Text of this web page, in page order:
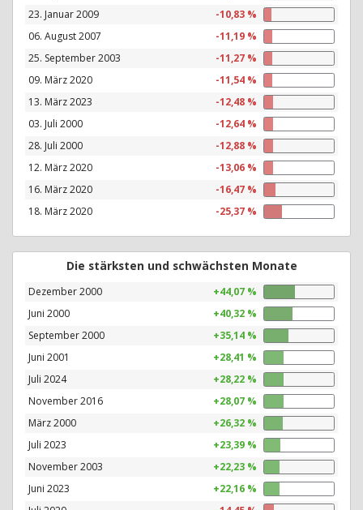
23. Januar 2009
-10,83 %
06. August 2007
-11,19 %
25. September 2003
-11,27 %
09. März 2020
-11,54 %
13. März 2023
-12,48 %
03. Juli 2000
-12,64 %
28. Juli 2000
-12,88 %
12. März 2020
-13,06 %
16. März 2020
-16,47 %
18. März 2020
-25,37 %
Die stärksten und schwächsten Monate
Dezember 2000
+44,07 %
Juni 2000
+40,32 %
September 2000
+35,14 %
Juni 2001
+28,41 %
Juli 2024
+28,22 %
November 2016
+28,07 %
März 2000
+26,32 %
Juli 2023
+23,39 %
November 2003
+22,23 %
Juni 2023
+22,16 %